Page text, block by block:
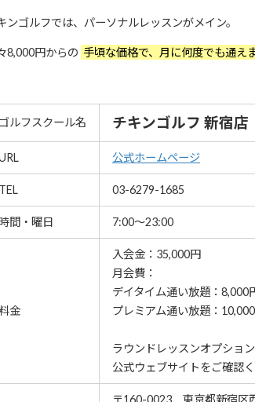
ンゴルフでは、パーソナルレッスンがメイン。
8,000円からの 手頃な価格で、月に何度でも通え
ゴルフスクール名 チキンゴルフ 新宿店
公式ホームページ
TEL 03-6279-1685
間・曜日 7:00～23:00
金
入会金：35,000円
月会費：
デイタイム通い放題：8,000
プレミアム通い放題：
ラウンドレッスンオプショ
公式ウェブサイトをご確認く